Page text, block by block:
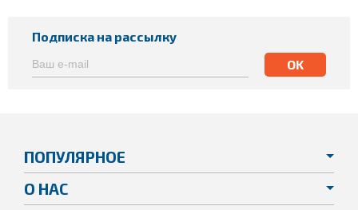
Подписка на рассылку
ПОПУЛЯРНОЕ
О НАС